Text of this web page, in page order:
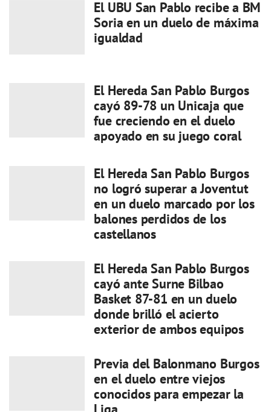
El UBU San Pablo recibe a BM
Soria en un duelo de máxima
igualdad
El Hereda San Pablo Burgos
cayó 89-78 un Unicaja que
fue creciendo en el duelo
apoyado en su juego coral
El Hereda San Pablo Burgos
no logró superar a Joventut
en un duelo marcado por los
balones perdidos de los
castellanos
El Hereda San Pablo Burgos
cayó ante Surne Bilbao
Basket 87-81 en un duelo
donde brilló el acierto
exterior de ambos equipos
Previa del Balonmano Burgos
en el duelo entre viejos
conocidos para empezar la